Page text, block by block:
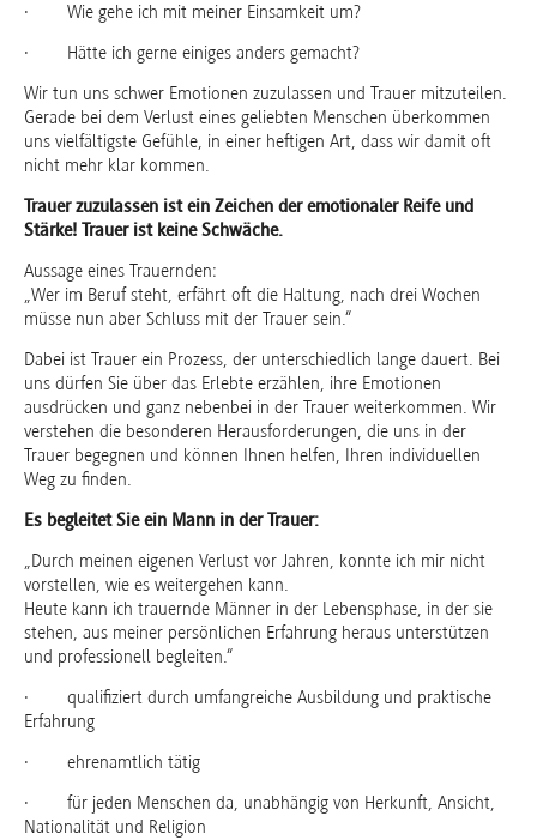
· Wie gehe ich mit meiner Einsamkeit um?
· Hätte ich gerne einiges anders gemacht?
Wir tun uns schwer Emotionen zuzulassen und Trauer mitzuteilen.
Gerade bei dem Verlust eines geliebten Menschen überkommen
uns vielfältigste Gefühle, in einer heftigen Art, dass wir damit oft
nicht mehr klar kommen.
Trauer zuzulassen ist ein Zeichen der emotionaler Reife und
Stärke! Trauer ist keine Schwäche.
Aussage eines Trauernden:
„Wer im Beruf steht, erfährt oft die Haltung, nach drei Wochen
müsse nun aber Schluss mit der Trauer sein.“
Dabei ist Trauer ein Prozess, der unterschiedlich lange dauert. Bei
uns dürfen Sie über das Erlebte erzählen, ihre Emotionen
ausdrücken und ganz nebenbei in der Trauer weiterkommen. Wir
verstehen die besonderen Herausforderungen, die uns in der
Trauer begegnen und können Ihnen helfen, Ihren individuellen
Weg zu finden.
Es begleitet Sie ein Mann in der Trauer:
„Durch meinen eigenen Verlust vor Jahren, konnte ich mir nicht
vorstellen, wie es weitergehen kann.
Heute kann ich trauernde Männer in der Lebensphase, in der sie
stehen, aus meiner persönlichen Erfahrung heraus unterstützen
und professionell begleiten.“
· qualifiziert durch umfangreiche Ausbildung und praktische
Erfahrung
· ehrenamtlich tätig
· für jeden Menschen da, unabhängig von Herkunft, Ansicht,
Nationalität und Religion